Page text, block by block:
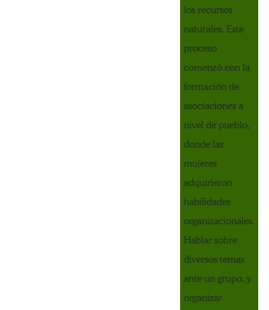
los recursos
naturales. Este
proceso
comenzó con la
formación de
asociaciones a
nivel de pueblo,
donde las
mujeres
adquirieron
habilidades
organizacionales.
Hablar sobre
diversos temas
ante un grupo, y
organizar